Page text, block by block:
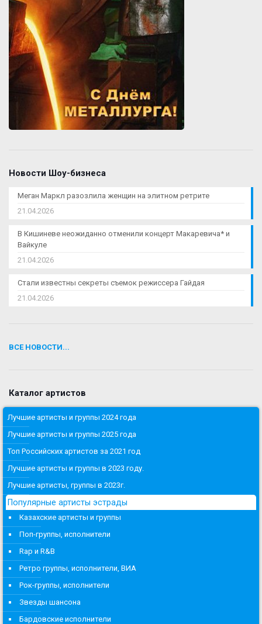
Новости Шоу-бизнеса
Меган Маркл разозлила женщин на элитном ретрите
21.04.2026
В Кишиневе неожиданно отменили концерт Макаревича* и
Вайкуле
21.04.2026
Стали известны секреты съемок режиссера Гайдая
21.04.2026
ВСЕ НОВОСТИ...
Каталог артистов
Лучшие артисты и группы 2024 года
Лучшие артисты и группы 2025 года
Топ Российских артистов за 2021 год
Лучшие артисты и группы в 2023 году.
Лучшие артисты, группы в 2023г.
Популярные артисты эстрады
Казахские артисты и группы
Поп-группы, исполнители
Rap и R&B
Ретро группы, исполнители, ВИА
Рок-группы, исполнители
Звезды шансона
Бардовские исполнители